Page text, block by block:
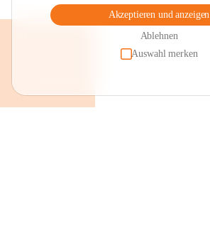
Akzeptieren und anzeigen
Ablehnen
Auswahl merken